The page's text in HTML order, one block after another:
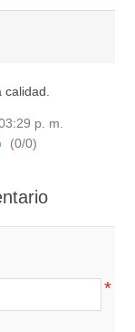
calidad.
p. m.
(0/0)
*